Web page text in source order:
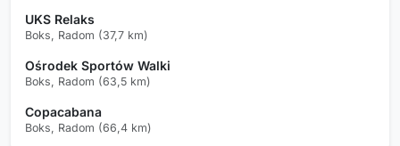
UKS Relaks
Boks, Radom (37,7 km)
Ośrodek Sportów Walki
Boks, Radom (63,5 km)
Copacabana
Boks, Radom (66,4 km)